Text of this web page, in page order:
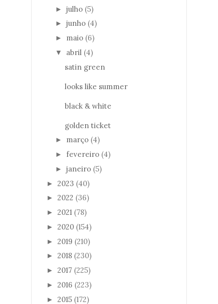
► julho (5)
► junho (4)
► maio (6)
▼ abril (4)
satin green
looks like summer
black & white
golden ticket
► março (4)
► fevereiro (4)
► janeiro (5)
► 2023 (40)
► 2022 (36)
► 2021 (78)
► 2020 (154)
► 2019 (210)
► 2018 (230)
► 2017 (225)
► 2016 (223)
► 2015 (172)